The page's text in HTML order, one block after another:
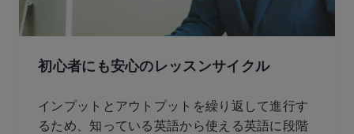
⁩初心者にも安心のレッスンサイクル
インプットとアウトプットを繰り返して進行す
るため、知っている英語から使える英語に段階